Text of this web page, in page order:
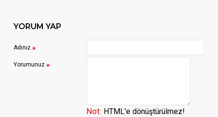
YORUM YAP
Adınız
Yorumunuz
Not: HTML'e dönüştürülmez!